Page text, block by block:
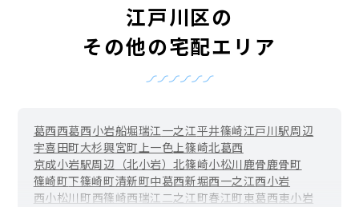
江戸川区の
その他の宅配エリア
葛西西葛西小岩船堀瑞江一之江平井篠崎江戸川駅周辺
宇喜田町大杉興宮町上一色上篠崎北葛西
京成小岩駅周辺（北小岩）北篠崎小松川鹿骨鹿骨町
篠崎町下篠崎町清新町中葛西新堀西一之江西小岩
西小松川町西篠崎西瑞江二之江町春江町東葛西東小岩